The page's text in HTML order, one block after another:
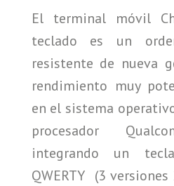
El terminal móvil
teclado es un
resistente de nueva
rendimiento muy
en el sistema
procesador
integrando un
QWERTY (3